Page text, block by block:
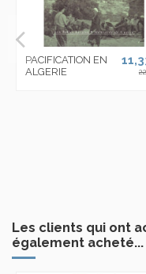
PACIFICATION EN
ALGERIE
Les clients qui ont
également acheté...